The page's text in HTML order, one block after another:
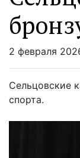
2 февраля
Сельцовские
спорта.